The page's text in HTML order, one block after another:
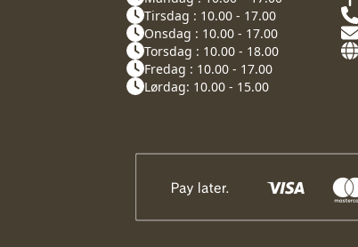
Tirsdag : 10.00 - 17.00
Onsdag : 10.00 - 17.00
Torsdag : 10.00 - 18.00
Fredag : 10.00 - 17.00
Lørdag: 10.00 - 15.00